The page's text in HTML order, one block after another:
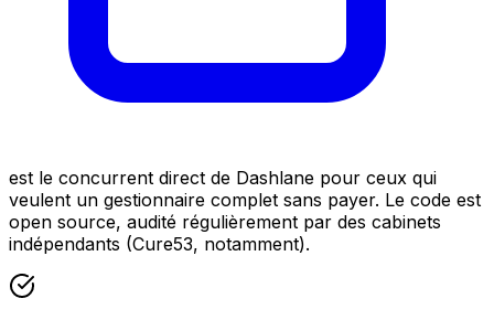
est le concurrent direct de Dashlane pour ceux qui
veulent un gestionnaire complet sans payer. Le code est
open source, audité régulièrement par des cabinets
indépendants (Cure53, notamment).